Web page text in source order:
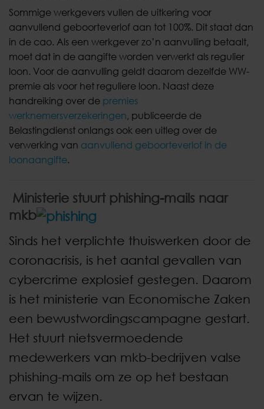
Sommige werkgevers vullen de uitkering voor
aanvullend geboorteverlof aan tot 100%. Dit staat dan
in de cao. Als een werkgever zo’n aanvulling betaalt,
moet dat in de aangifte worden verwerkt als regulier
loon. Voor de aanvulling geldt daarom dezelfde WW-
premie als voor het reguliere loon. Naast deze
handreiking over de premies
werknemersverzekeringen, publiceerde de
Belastingdienst onlangs ook een uitleg over de
verwerking van aanvullend geboorteverlof in de
loonaangifte.
Ministerie stuurt phishing-mails naar
mkb
Sinds het verplichte thuiswerken door de
coronacrisis, is het aantal gevallen van
cybercrime explosief gestegen. Daarom
is het ministerie van Economische Zaken
een bewustwordingscampagne gestart.
Het stuurt nietsvermoedende
medewerkers van mkb-bedrijven valse
phishing-mails om ze op het bestaan
ervan te wijzen.